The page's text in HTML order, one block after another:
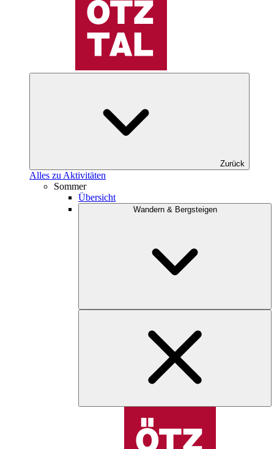
Zurück
Alles zu Aktivitäten
Sommer
Übersicht
Wandern & Bergsteigen